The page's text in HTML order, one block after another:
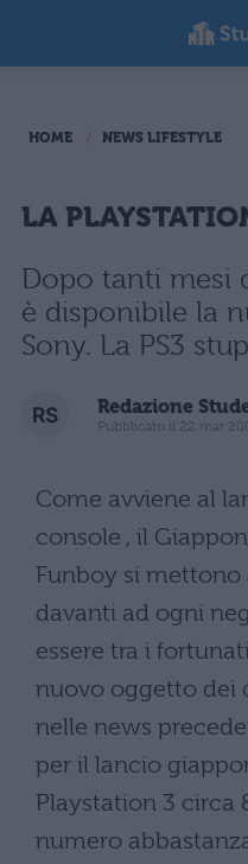
HOME NEWS LIFESTYLE
LA
Dopo tanti mesi
è disponibile la
Sony. La PS3
Redazione
Pubblicato il 22 mar
Come avviene al
console , il
Funboy si
davanti ad ogni
essere tra i
nuovo oggetto dei
nelle news
per il lancio
Playstation 3 circa
numero